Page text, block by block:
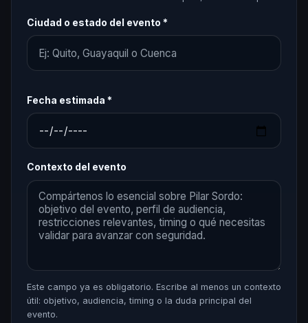
Ciudad o estado del evento *
Fecha estimada *
Contexto del evento
Este campo ya es obligatorio. Escribe al menos un contexto
útil: objetivo, audiencia, timing o la duda principal del
evento.